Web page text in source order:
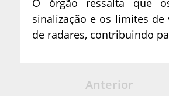
sinalização e os limites de
de radares, contribuindo
Anterior